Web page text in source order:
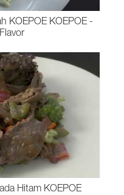
KOEPOE KOEPOE -
Hitam KOEPOE